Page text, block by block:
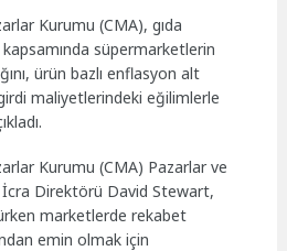
Kurumu (CMA), gıda
süpermarketlerin
ürün bazlı enflasyon alt
maliyetlerindeki eğilimlerle
Kurumu (CMA) Pazarlar ve
Direktörü David Stewart,
marketlerde rekabet
emin olmak için